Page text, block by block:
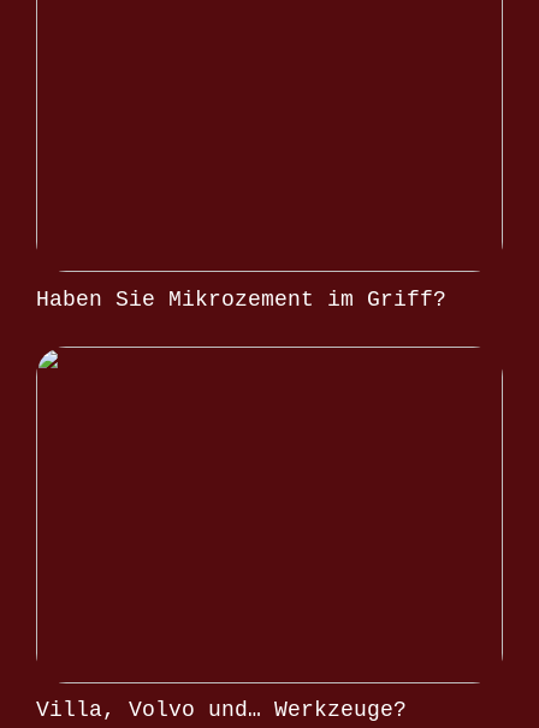
Haben Sie Mikrozement im Griff?
Villa, Volvo und… Werkzeuge?